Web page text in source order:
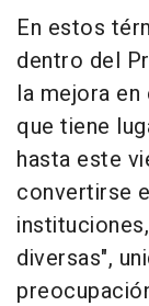
En estos
dentro del
la mejora
que tiene
hasta este
convertirse
diversas",